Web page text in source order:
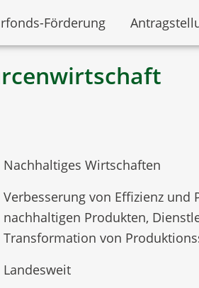
Förderung
Nachhaltiges Wirtschaften
Verbesserung von Effizienz
nachhaltigen Produkten,
Transformation von
Landesweit